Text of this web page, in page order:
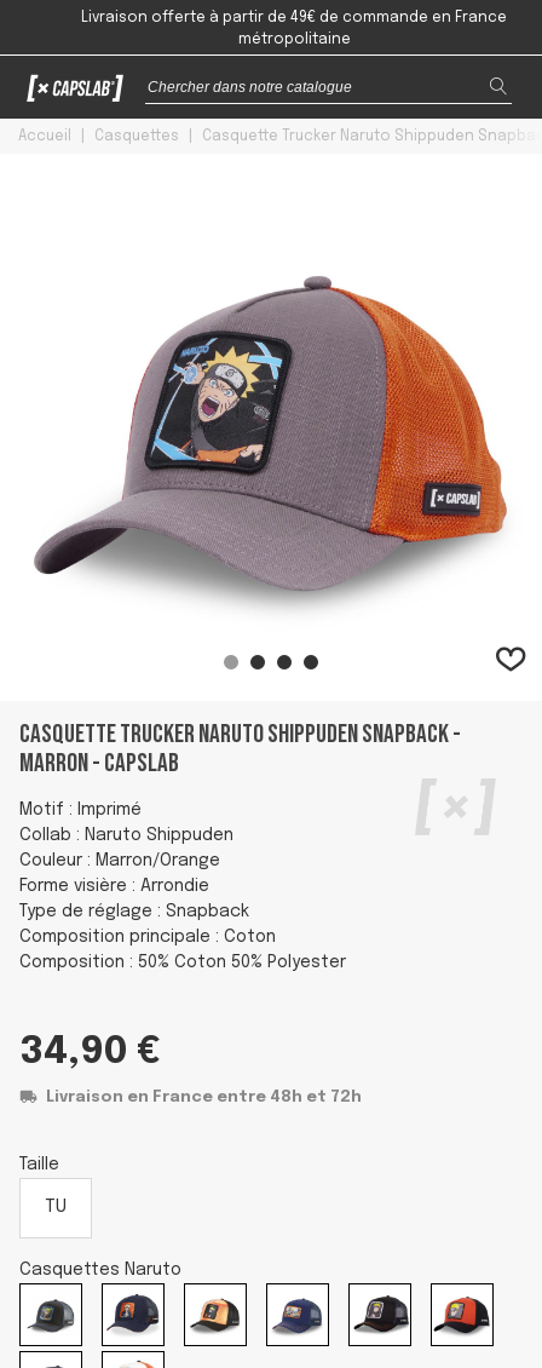
Livraison offerte à partir de 49€ de commande en France
métropolitaine
Accueil Casquettes Casquette Trucker Naruto Shippuden
Casquette Trucker Naruto Shippuden Snapback -
Marron - Capslab
Motif : Imprimé
Collab : Naruto Shippuden
Couleur : Marron/Orange
Forme visière : Arrondie
Type de réglage : Snapback
Composition principale : Coton
Composition : 50% Coton 50% Polyester
34,90 €
Livraison en France entre 48h et 72h
Taille
TU
Casquettes Naruto